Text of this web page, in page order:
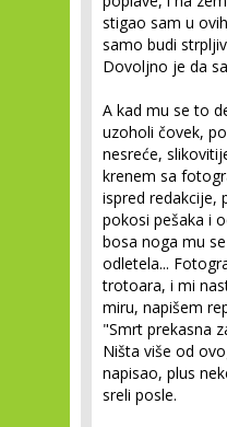
stigao sam u
samo budi
Dovoljno je da
A kad mu se to
uzoholi čovek,
nesreće,
krenem sa
ispred redakcije,
pokosi pešaka i
bosa noga mu
odletela...
trotoara, i mi
miru, napišem
"Smrt prekasna
Ništa više od
napisao, plus
sreli posle.